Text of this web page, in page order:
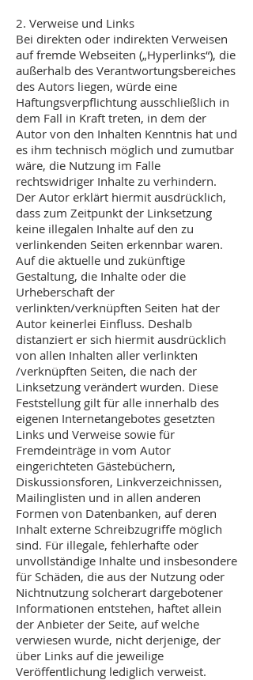
2. Verweise und Links
Bei direkten oder indirekten Verweisen
auf fremde Webseiten („Hyperlinks“), die
außerhalb des Verantwortungsbereiches
des Autors liegen, würde eine
Haftungsverpflichtung ausschließlich in
dem Fall in Kraft treten, in dem der
Autor von den Inhalten Kenntnis hat und
es ihm technisch möglich und zumutbar
wäre, die Nutzung im Falle
rechtswidriger Inhalte zu verhindern.
Der Autor erklärt hiermit ausdrücklich,
dass zum Zeitpunkt der Linksetzung
keine illegalen Inhalte auf den zu
verlinkenden Seiten erkennbar waren.
Auf die aktuelle und zukünftige
Gestaltung, die Inhalte oder die
Urheberschaft der
verlinkten/verknüpften Seiten hat der
Autor keinerlei Einfluss. Deshalb
distanziert er sich hiermit ausdrücklich
von allen Inhalten aller verlinkten
/verknüpften Seiten, die nach der
Linksetzung verändert wurden. Diese
Feststellung gilt für alle innerhalb des
eigenen Internetangebotes gesetzten
Links und Verweise sowie für
Fremdeinträge in vom Autor
eingerichteten Gästebüchern,
Diskussionsforen, Linkverzeichnissen,
Mailinglisten und in allen anderen
Formen von Datenbanken, auf deren
Inhalt externe Schreibzugriffe möglich
sind. Für illegale, fehlerhafte oder
unvollständige Inhalte und insbesondere
für Schäden, die aus der Nutzung oder
Nichtnutzung solcherart dargebotener
Informationen entstehen, haftet allein
der Anbieter der Seite, auf welche
verwiesen wurde, nicht derjenige, der
über Links auf die jeweilige
Veröffentlichung lediglich verweist.